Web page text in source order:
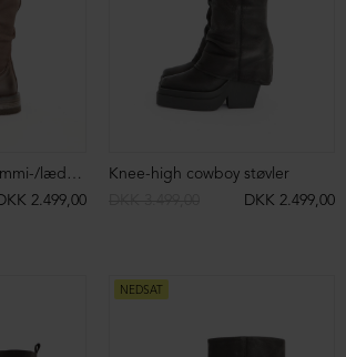
Lang støvle med gummi-/lædersål
2.499,00
Knee-high cowboy støvler
DKK 2.499,00
NEDSAT